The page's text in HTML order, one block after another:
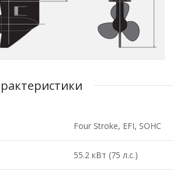
Four Stroke, EFI, SOHC
55.2 кВт (75 л.с.)